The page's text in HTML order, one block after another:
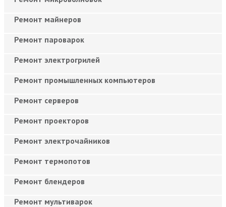
Ремонт майнеров
Ремонт пароварок
Ремонт электрогрилей
Ремонт промышленных компьютеров
Ремонт серверов
Ремонт проекторов
Ремонт электрочайников
Ремонт термопотов
Ремонт блендеров
Ремонт мультиварок